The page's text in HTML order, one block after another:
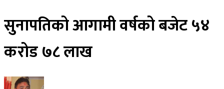
सुनापतिको आगामी वर्षको बजेट ५४
करोड ७८ लाख